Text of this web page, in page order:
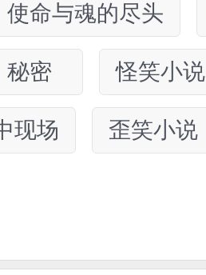
使命与魂的尽头
秘密 怪笑小说
现场 歪笑小说